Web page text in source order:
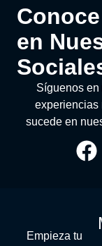
en
Síguenos
experiencias
sucede en
Empieza tu